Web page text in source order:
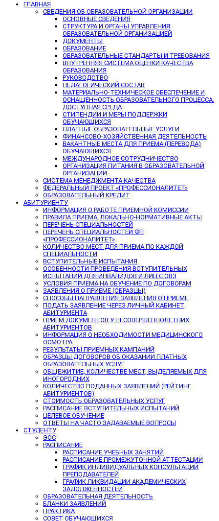
ГЛАВНАЯ
СВЕДЕНИЯ ОБ ОБРАЗОВАТЕЛЬНОЙ ОРГАНИЗАЦИИ
ОСНОВНЫЕ СВЕДЕНИЯ
СТРУКТУРА И ОРГАНЫ УПРАВЛЕНИЯ
ОБРАЗОВАТЕЛЬНОЙ ОРГАНИЗАЦИЕЙ
ДОКУМЕНТЫ
ОБРАЗОВАНИЕ
ОБРАЗОВАТЕЛЬНЫЕ СТАНДАРТЫ И ТРЕБОВАНИЯ
ВНУТРЕННЯЯ СИСТЕМА ОЦЕНКИ КАЧЕСТВА
ОБРАЗОВАНИЯ
РУКОВОДСТВО
ПЕДАГОГИЧЕСКИЙ СОСТАВ
МАТЕРИАЛЬНО-ТЕХНИЧЕСКОЕ ОБЕСПЕЧЕНИЕ И
ОСНАЩЕННОСТЬ ОБРАЗОВАТЕЛЬНОГО ПРОЦЕССА.
ДОСТУПНАЯ СРЕДА
СТИПЕНДИИ И МЕРЫ ПОДДЕРЖКИ
ОБУЧАЮЩИХСЯ
ПЛАТНЫЕ ОБРАЗОВАТЕЛЬНЫЕ УСЛУГИ
ФИНАНСОВО-ХОЗЯЙСТВЕННАЯ ДЕЯТЕЛЬНОСТЬ
ВАКАНТНЫЕ МЕСТА ДЛЯ ПРИЕМА (ПЕРЕВОДА)
ОБУЧАЮЩИХСЯ
МЕЖДУНАРОДНОЕ СОТРУДНИЧЕСТВО
ОРГАНИЗАЦИЯ ПИТАНИЯ В ОБРАЗОВАТЕЛЬНОЙ
ОРГАНИЗАЦИИ
СИСТЕМА МЕНЕДЖМЕНТА КАЧЕСТВА
ФЕДЕРАЛЬНЫЙ ПРОЕКТ «ПРОФЕССИОНАЛИТЕТ»
ОБРАЗОВАТЕЛЬНЫЙ КРЕДИТ
АБИТУРИЕНТУ
ИНФОРМАЦИЯ О РАБОТЕ ПРИЕМНОЙ КОМИССИИ
ПРАВИЛА ПРИЕМА, ЛОКАЛЬНО-НОРМАТИВНЫЕ АКТЫ
ПЕРЕЧЕНЬ СПЕЦИАЛЬНОСТЕЙ
ПЕРЕЧЕНЬ СПЕЦИАЛЬНОСТЕЙ ФП
«ПРОФЕССИОНАЛИТЕТ»
КОЛИЧЕСТВО МЕСТ ДЛЯ ПРИЕМА ПО КАЖДОЙ
СПЕЦИАЛЬНОСТИ
ВСТУПИТЕЛЬНЫЕ ИСПЫТАНИЯ
ОСОБЕННОСТИ ПРОВЕДЕНИЯ ВСТУПИТЕЛЬНЫХ
ИСПЫТАНИЙ ДЛЯ ИНВАЛИДОВ И ЛИЦ С ОВЗ
УСЛОВИЯ ПРИЕМА НА ОБУЧЕНИЕ ПО ДОГОВОРАМ
ЗАЯВЛЕНИЯ О ПРИЕМЕ (ОБРАЗЦЫ)
СПОСОБЫ НАПРАВЛЕНИЯ ЗАЯВЛЕНИЯ О ПРИЕМЕ
ПОДАТЬ ЗАЯВЛЕНИЕ ЧЕРЕЗ ЛИЧНЫЙ КАБИНЕТ
АБИТУРИЕНТА
ПРИЕМ ДОКУМЕНТОВ У НЕСОВЕРШЕННОЛЕТНИХ
АБИТУРИЕНТОВ
ИНФОРМАЦИЯ О НЕОБХОДИМОСТИ МЕДИЦИНСКОГО
ОСМОТРА
РЕЗУЛЬТАТЫ ПРИЕМНЫХ КАМПАНИЙ
ОБРАЗЦЫ ДОГОВОРОВ ОБ ОКАЗАНИИ ПЛАТНЫХ
ОБРАЗОВАТЕЛЬНЫХ УСЛУГ
ОБЩЕЖИТИЕ, КОЛИЧЕСТВЕ МЕСТ, ВЫДЕЛЯЕМЫХ ДЛЯ
ИНОГОРОДНИХ
КОЛИЧЕСТВО ПОДАННЫХ ЗАЯВЛЕНИЙ (РЕЙТИНГ
АБИТУРИЕНТОВ)
СТОИМОСТЬ ОБРАЗОВАТЕЛЬНЫХ УСЛУГ
РАСПИСАНИЕ ВСТУПИТЕЛЬНЫХ ИСПЫТАНИЙ
ЦЕЛЕВОЕ ОБУЧЕНИЕ
ОТВЕТЫ НА ЧАСТО ЗАДАВАЕМЫЕ ВОПРОСЫ
СТУДЕНТУ
ЭОС
РАСПИСАНИЕ
РАСПИСАНИЕ УЧЕБНЫХ ЗАНЯТИЙ
РАСПИСАНИЕ ПРОМЕЖУТОЧНОЙ АТТЕСТАЦИИ
ГРАФИК ИНДИВИДУАЛЬНЫХ КОНСУЛЬТАЦИЙ
ПРЕПОДАВАТЕЛЕЙ
ГРАФИК ЛИКВИДАЦИИ АКАДЕМИЧЕСКИХ
ЗАДОЛЖЕННОСТЕЙ
ОБРАЗОВАТЕЛЬНАЯ ДЕЯТЕЛЬНОСТЬ
БЛАНКИ ЗАЯВЛЕНИЙ
ПРАКТИКА
СОВЕТ ОБУЧАЮЩИХСЯ